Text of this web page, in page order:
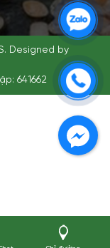
Designed by
641662